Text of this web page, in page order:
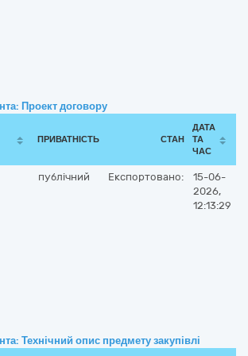
Проект договору
ПРИВАТНІСТЬ СТАН
ДАТА
ТА
ЧАС
публічний Експортовано:
15-06-
2026,
12:13:29
Технічний опис предмету закупівлі